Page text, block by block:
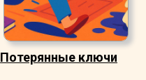
Потерянные ключи